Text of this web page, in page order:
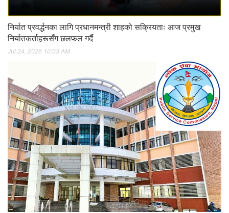
निर्यात प्रवर्द्धनका लागि प्रधानमन्त्री शाहको सक्रियताः आज प्रमुख
निर्यातकर्ताहरूसँग छलफल गर्दै
Jul 24, 2026 10:03 AM